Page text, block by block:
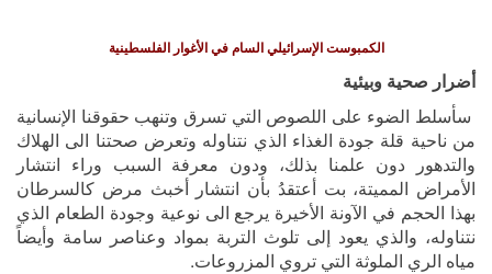
الكمبوست الإسرائيلي السام في الأغوار الفلسطينية
أضرار صحية وبيئية
سأسلط الضوء على اللصوص التي تسرق وتنهب حقوقنا الإنسانية
من ناحية قلة جودة الغذاء الذي نتناوله وتعرض صحتنا الى الهلاك
والتدهور دون علمنا بذلك، ودون معرفة السبب وراء انتشار
الأمراض المميتة، بت أعتقدُ بأن انتشار أخبث مرض كالسرطان
بهذا الحجم في الآونة الأخيرة يرجع الى نوعية وجودة الطعام الذي
نتناوله، والذي يعود إلى تلوث التربة بمواد وعناصر سامة وأيضاً
مياه الري الملوثة التي تروي المزروعات.